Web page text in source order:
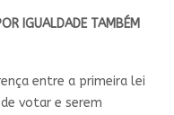
IGUALDADE TAMBÉM
entre a primeira lei
votar e serem